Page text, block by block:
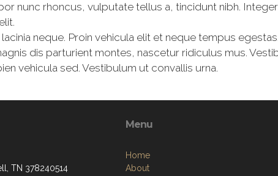
nunc rhoncus, vulputate tellus a, tincidunt nibh.
neque. Proin vehicula elit et neque tempus
dis parturient montes, nascetur ridiculus mus.
vehicula sed. Vestibulum ut convallis urna.
TN 378240514
Menu
Home
About